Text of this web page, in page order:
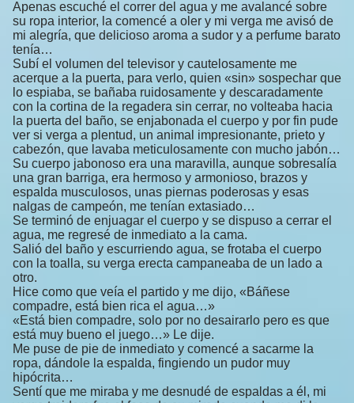
Apenas escuché el correr del agua y me avalancé sobre
su ropa interior, la comencé a oler y mi verga me avisó de
mi alegría, que delicioso aroma a sudor y a perfume barato
tenía…
Subí el volumen del televisor y cautelosamente me
acerque a la puerta, para verlo, quien «sin» sospechar que
lo espiaba, se bañaba ruidosamente y descaradamente
con la cortina de la regadera sin cerrar, no volteaba hacia
la puerta del baño, se enjabonada el cuerpo y por fin pude
ver si verga a plentud, un animal impresionante, prieto y
cabezón, que lavaba meticulosamente con mucho jabón…
Su cuerpo jabonoso era una maravilla, aunque sobresalía
una gran barriga, era hermoso y armonioso, brazos y
espalda musculosos, unas piernas poderosas y esas
nalgas de campeón, me tenían extasiado…
Se terminó de enjuagar el cuerpo y se dispuso a cerrar el
agua, me regresé de inmediato a la cama.
Salió del baño y escurriendo agua, se frotaba el cuerpo
con la toalla, su verga erecta campaneaba de un lado a
otro.
Hice como que veía el partido y me dijo, «Báñese
compadre, está bien rica el agua…»
«Está bien compadre, solo por no desairarlo pero es que
está muy bueno el juego…» Le dije.
Me puse de pie de inmediato y comencé a sacarme la
ropa, dándole la espalda, fingiendo un pudor muy
hipócrita…
Sentí que me miraba y me desnudé de espaldas a él, mi